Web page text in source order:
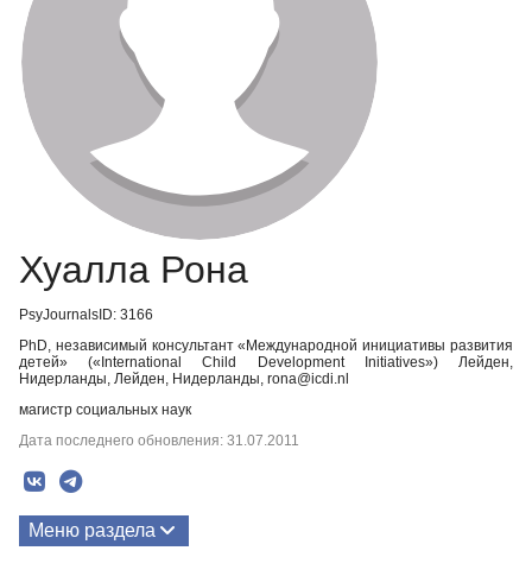
Хуалла Рона
PsyJournalsID: 3166
PhD, независимый консультант «Международной инициативы развития
детей» («International Child Development Initiatives») Лейден,
Нидерланды, Лейден, Нидерланды, rona@icdi.nl
магистр социальных наук
Дата последнего обновления: 31.07.2011
Меню раздела